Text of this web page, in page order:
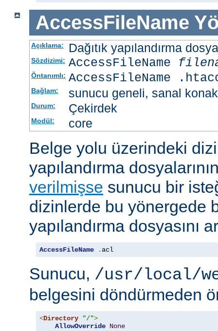
AccessFileName
Açıklama: Dağıtık yapılandırma
Sözdizimi: AccessFileName
Öntanımlı: AccessFileName
Bağlam: sunucu geneli, sanal konak
Durum: Çekirdek
Modül: core
Belge yolu üzerindeki
yapılandırma
verilmişse sunucu bir
dizinlerde bu yönergede
yapılandırma dosyasını
AccessFileName . acl
Sunucu, /usr/local/
belgesini döndürmeden
<Directory "/">
AllowOverride None